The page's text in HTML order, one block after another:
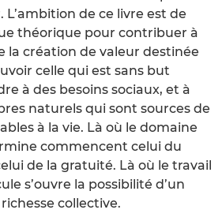
L’ambition de ce livre est de
théorique pour contribuer à
la création de valeur destinée
celle qui est sans but
à des besoins sociaux, et à
naturels qui sont sources de
à la vie. Là où le domaine
commencent celui du
de la gratuité. Là où le travail
s’ouvre la possibilité d’un
collective.